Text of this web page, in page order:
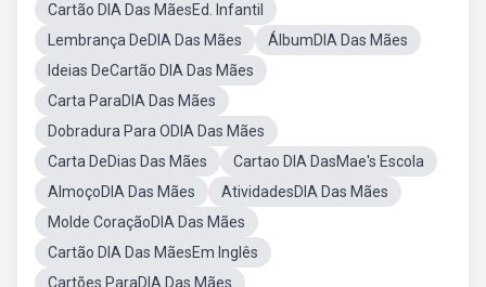
Cartão DIA Das MãesEd. Infantil
Lembrança DeDIA Das Mães
ÁlbumDIA Das Mães
Ideias DeCartão DIA Das Mães
Carta ParaDIA Das Mães
Dobradura Para ODIA Das Mães
Carta DeDias Das Mães
Cartao DIA DasMae's Escola
AlmoçoDIA Das Mães
AtividadesDIA Das Mães
Molde CoraçãoDIA Das Mães
Cartão DIA Das MãesEm Inglês
Cartões ParaDIA Das Mães